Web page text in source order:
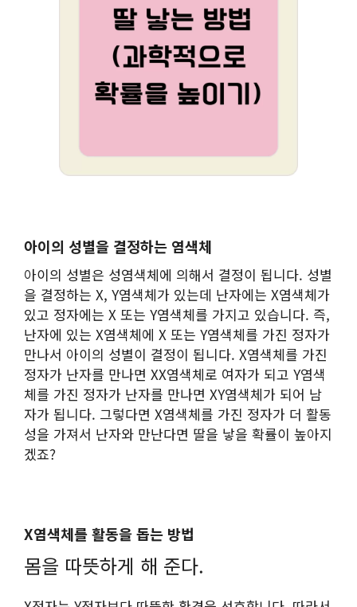
아이의 성별을 결정하는 염색체
아이의 성별은 성염색체에 의해서 결정이 됩니다. 성별
을 결정하는 X, Y염색체가 있는데 난자에는 X염색체가
있고 정자에는 X 또는 Y염색체를 가지고 있습니다. 즉,
난자에 있는 X염색체에 X 또는 Y염색체를 가진 정자가
만나서 아이의 성별이 결정이 됩니다. X염색체를 가진
정자가 난자를 만나면 XX염색체로 여자가 되고 Y염색
체를 가진 정자가 난자를 만나면 XY염색체가 되어 남
자가 됩니다. 그렇다면 X염색체를 가진 정자가 더 활동
성을 가져서 난자와 만난다면 딸을 낳을 확률이 높아지
겠죠?
X염색체를 활동을 돕는 방법
몸을 따뜻하게 해 준다.